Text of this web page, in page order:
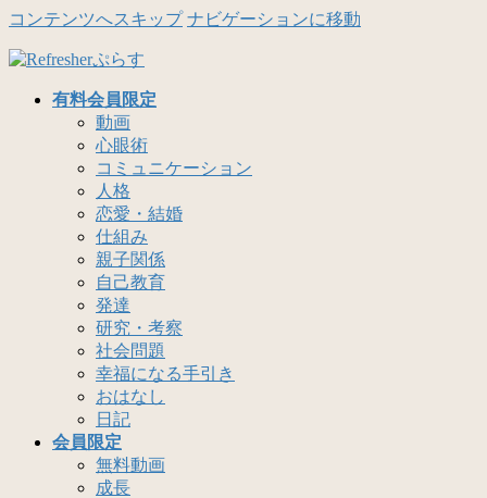
コンテンツへスキップ ナビゲーションに移動
有料会員限定
動画
心眼術
コミュニケーション
人格
恋愛・結婚
仕組み
親子関係
自己教育
発達
研究・考察
社会問題
幸福になる手引き
おはなし
日記
会員限定
無料動画
成長